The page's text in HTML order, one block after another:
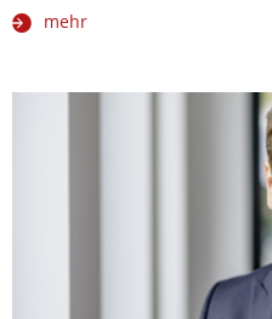
mehr